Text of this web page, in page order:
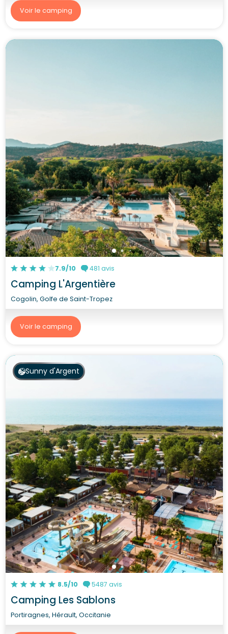
Voir le camping
7.9/10 481 avis
Camping L'Argentière
Cogolin, Golfe de Saint-Tropez
Voir le camping
Sunny d'Argent
8.5/10 5487 avis
Camping Les Sablons
Portiragnes, Hérault, Occitanie